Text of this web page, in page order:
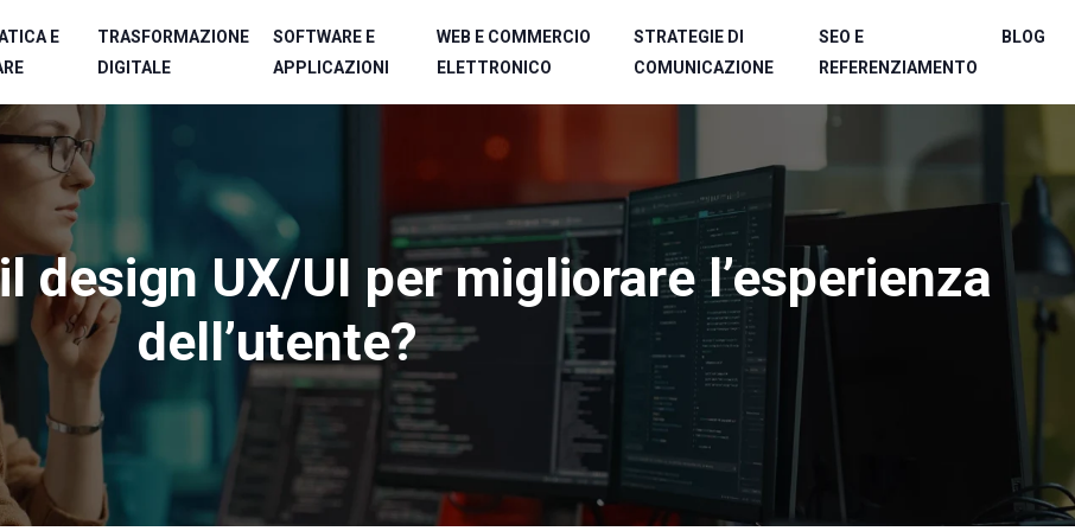
E
TRASFORMAZIONE
DIGITALE
SOFTWARE E
APPLICAZIONI
WEB E COMMERCIO
ELETTRONICO
STRATEGIE DI
COMUNICAZIONE
SEO E
REFERENZIAMENTO
BLOG
design UX/UI per migliorare l’esperienza
dell’utente?